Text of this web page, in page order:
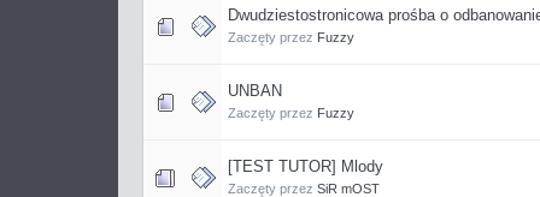
Dwudziestostronicowa prośba o
Zaczęty przez Fuzzy
UNBAN
Zaczęty przez Fuzzy
[TEST TUTOR] Mlody
Zaczęty przez SiR mOST